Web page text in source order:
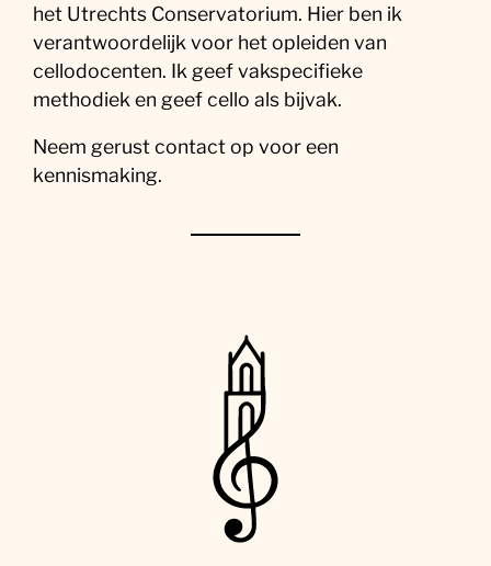
het Utrechts Conservatorium. Hier ben ik
verantwoordelijk voor het opleiden van
cellodocenten. Ik geef vakspecifieke
methodiek en geef cello als bijvak.
Neem gerust contact op voor een
kennismaking.